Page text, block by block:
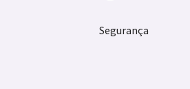
Segurança